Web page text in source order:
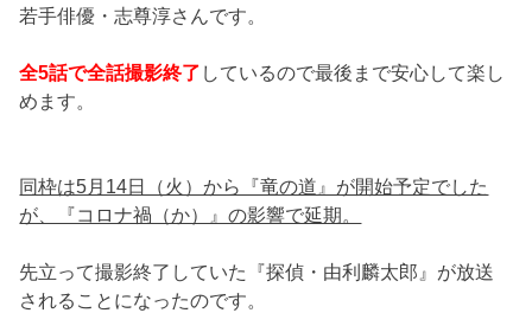
若手俳優・志尊淳さんです。
全5話で全話撮影終了 しているので最後まで安心して楽し
めます。
同枠は5月14日（火）から『竜の道』が開始予定でした
が、『コロナ禍（か）』の影響で延期。
先立って撮影終了していた『探偵・由利麟太郎』が放送
されることになったのです。